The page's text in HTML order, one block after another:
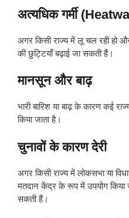
अत्यधिक गर्मी
अगर किसी राज्य में लू चल रही हो और
की छुट्टियाँ बढ़ाई जा सकती हैं।
मानसून और बाढ़
भारी बारिश या बाढ़ के कारण कई
किया जाता है।
चुनावों के कारण देरी
अगर किसी राज्य में लोकसभा या
मतदान केंद्र के रूप में उपयोग किया
सकती हैं।